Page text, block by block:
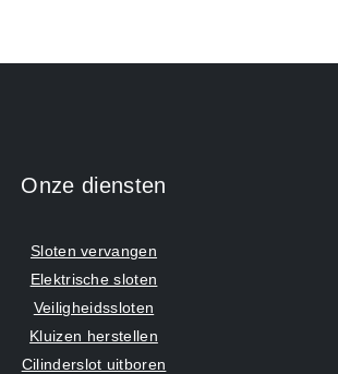
Onze diensten
Sloten vervangen
Elektrische sloten
Veiligheidssloten
Kluizen herstellen
Cilinderslot uitboren